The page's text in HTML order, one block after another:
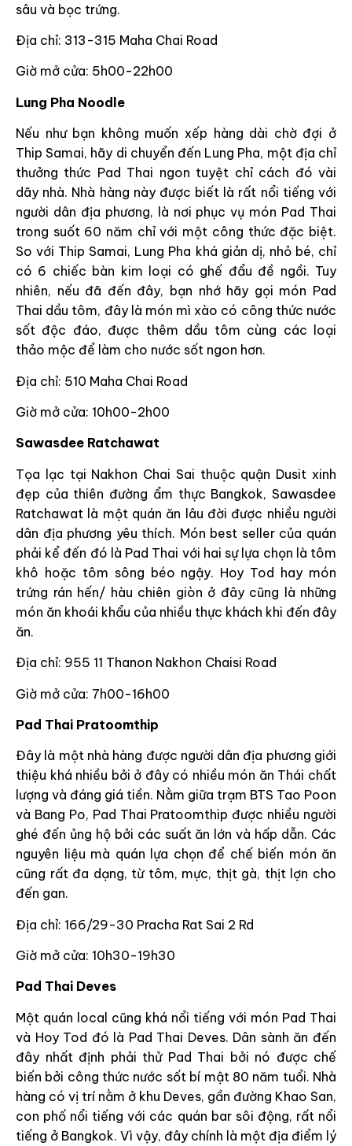
sâu và bọc trứng.
Địa chỉ: 313-315 Maha Chai Road
Giờ mở cửa: 5h00-22h00
Lung Pha Noodle
Nếu như bạn không muốn xếp hàng dài chờ đợi ở
Thip Samai, hãy di chuyển đến Lung Pha, một địa chỉ
thưởng thức Pad Thai ngon tuyệt chỉ cách đó vài
dãy nhà. Nhà hàng này được biết là rất nổi tiếng với
người dân địa phương, là nơi phục vụ món Pad Thai
trong suốt 60 năm chỉ với một công thức đặc biệt.
So với Thip Samai, Lung Pha khá giản dị, nhỏ bé, chỉ
có 6 chiếc bàn kim loại có ghế đẩu đề ngồi. Tuy
nhiên, nếu đã đến đây, bạn nhớ hãy gọi món Pad
Thai dầu tôm, đây là món mì xào có công thức nước
sốt độc đáo, được thêm dầu tôm cùng các loại
thảo mộc để làm cho nước sốt ngon hơn.
Địa chỉ: 510 Maha Chai Road
Giờ mở cửa: 10h00-2h00
Sawasdee Ratchawat
Tọa lạc tại Nakhon Chai Sai thuộc quận Dusit xinh
đẹp của thiên đường ẩm thực Bangkok, Sawasdee
Ratchawat là một quán ăn lâu đời được nhiều người
dân địa phương yêu thích. Món best seller của quán
phải kể đến đó là Pad Thai với hai sự lựa chọn là tôm
khô hoặc tôm sông béo ngậy. Hoy Tod hay món
trứng rán hến/ hàu chiên giòn ở đây cũng là những
món ăn khoái khẩu của nhiều thực khách khi đến đây
ăn.
Địa chỉ: 955 11 Thanon Nakhon Chaisi Road
Giờ mở cửa: 7h00-16h00
Pad Thai Pratoomthip
Đây là một nhà hàng được người dân địa phương giới
thiệu khá nhiều bởi ở đây có nhiều món ăn Thái chất
lượng và đáng giá tiền. Nằm giữa trạm BTS Tao Poon
và Bang Po, Pad Thai Pratoomthip được nhiều người
ghé đến ủng hộ bởi các suất ăn lớn và hấp dẫn. Các
nguyên liệu mà quán lựa chọn để chế biến món ăn
cũng rất đa dạng, từ tôm, mực, thịt gà, thịt lợn cho
đến gan.
Địa chỉ: 166/29-30 Pracha Rat Sai 2 Rd
Giờ mở cửa: 10h30-19h30
Pad Thai Deves
Một quán local cũng khá nổi tiếng với món Pad Thai
và Hoy Tod đó là Pad Thai Deves. Dân sành ăn đến
đây nhất định phải thử Pad Thai bởi nó được chế
biến bởi công thức nước sốt bí mật 80 năm tuổi. Nhà
hàng có vị trí nằm ở khu Deves, gần đường Khao San,
con phố nổi tiếng với các quán bar sôi động, rất nổi
tiếng ở Bangkok. Vì vậy, đây chính là một địa điểm lý